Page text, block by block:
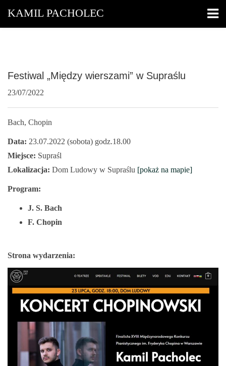
KAMIL PACHOLEC
Festiwal „Między wierszami” w Supraślu
23/07/2022
Bach, Chopin
Data: 23.07.2022 (sobota) godz.18.00
Miejsce: Supraśl
Lokalizacja: Dom Ludowy w Supraślu [pokaż na mapie]
Program:
J. S. Bach
F. Chopin
Strona wydarzenia: